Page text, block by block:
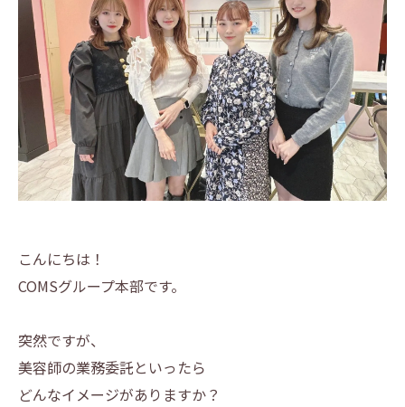
こんにちは！
COMSグループ本部です。
突然ですが、
美容師の業務委託といったら
どんなイメージがありますか？